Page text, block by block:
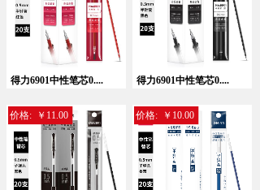
得力6901中性笔芯0.... 得力6901中性笔芯0....
价格: ￥11.00 价格: ￥10.00